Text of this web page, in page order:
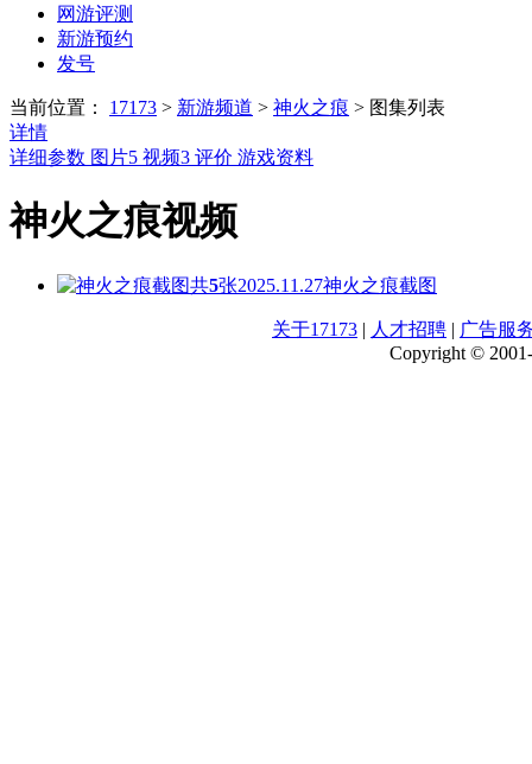
网游评测
新游预约
发号
当前位置： 17173 > 新游频道 > 神火之痕 > 图集列表
详情
详细参数 图片5 视频3 评价 游戏资料
神火之痕视频
共5张2025.11.27神火之痕截图
关于17173 | 人才招聘 | 广告服
Copyright ©